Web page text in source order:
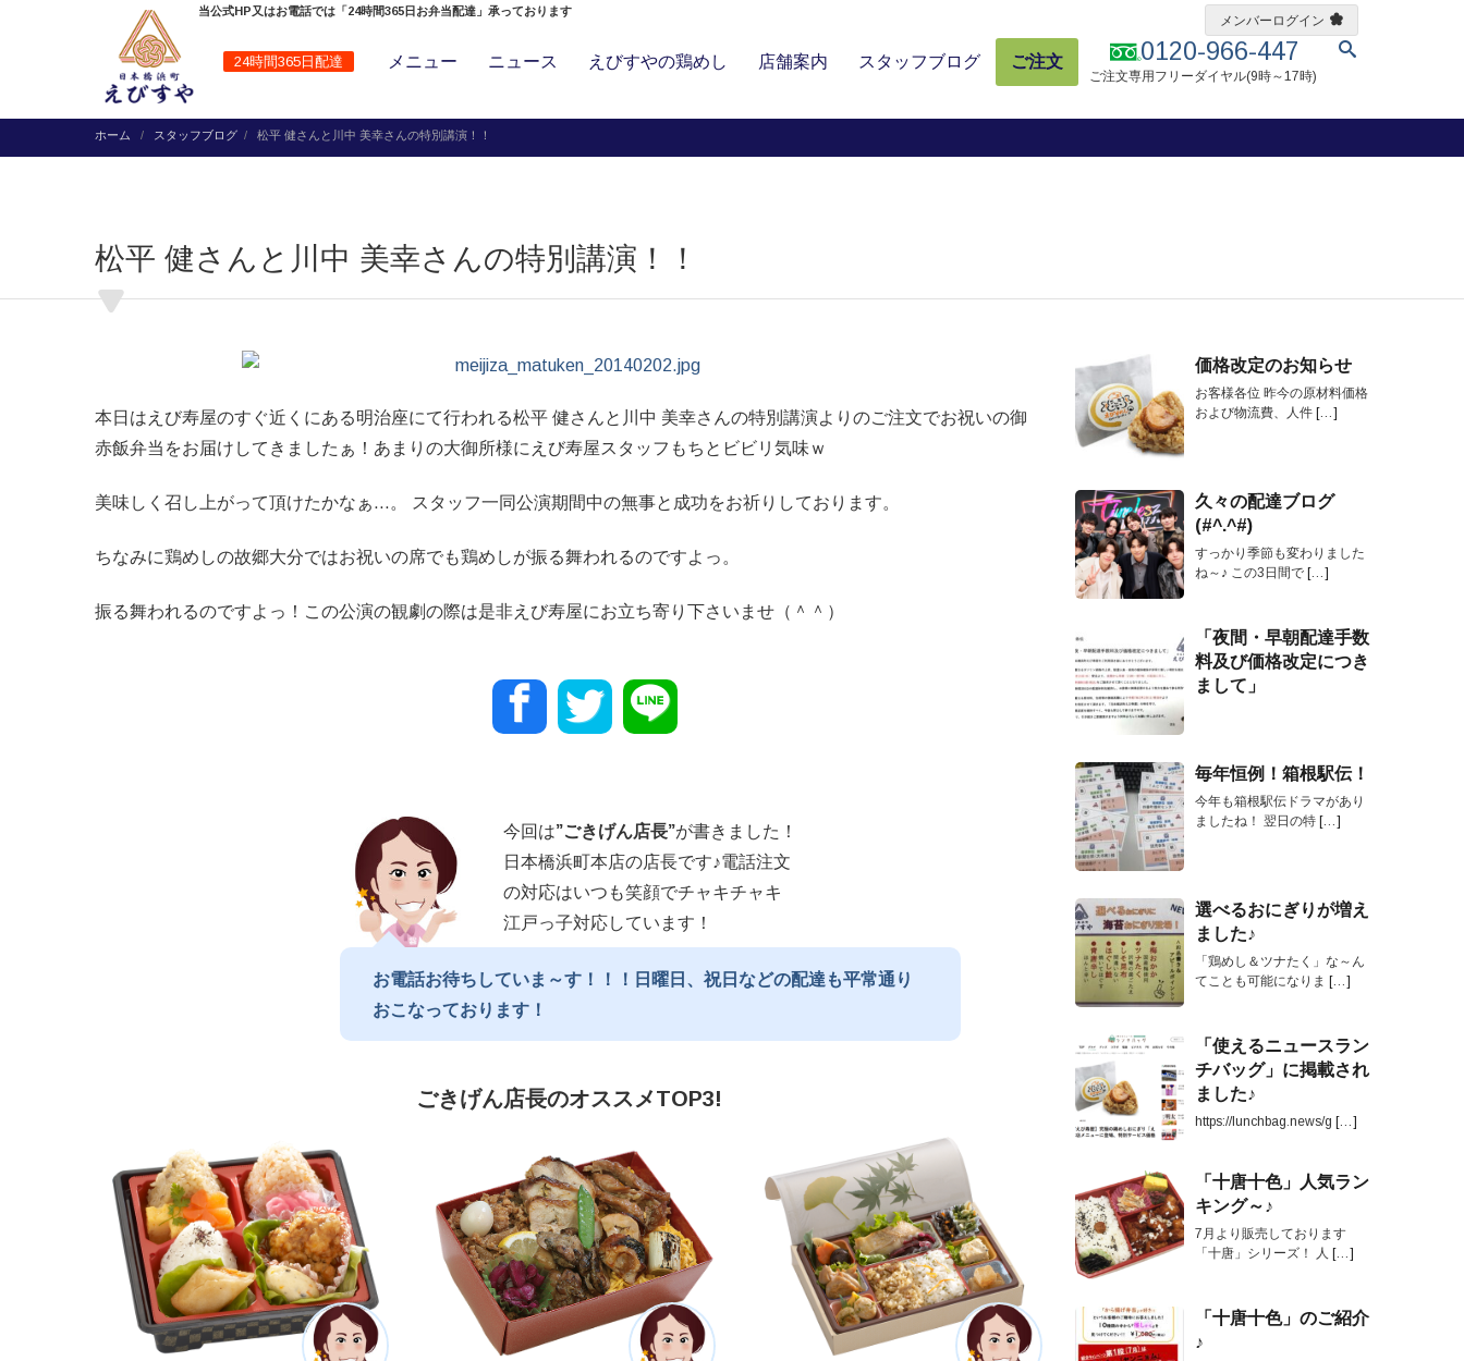
24時間365日配達 0120-966-447
ご注文専用フリーダイヤル(9時～17時)
メニュー ニュース えびすやの鶏めし 店舗案内 スタッフブログ ご注文
当公式HP又はお電話では「24時間365日お弁当配達」承っております
メンバーログイン
ホーム スタッフブログ 松平 健さんと川中 美幸さんの特別講演！！
松平 健さんと川中 美幸さんの特別講演！！
本日はえび寿屋のすぐ近くにある明治座にて行われる松平 健さんと川中 美幸さんの特別講演よりのご注文でお祝いの御
赤飯弁当をお届けしてきましたぁ！あまりの大御所様にえび寿屋スタッフもちとビビリ気味ｗ
美味しく召し上がって頂けたかなぁ…。 スタッフ一同公演期間中の無事と成功をお祈りしております。
ちなみに鶏めしの故郷大分ではお祝いの席でも鶏めしが振る舞われるのですよっ。
振る舞われるのですよっ！この公演の観劇の際は是非えび寿屋にお立ち寄り下さいませ（＾＾）
今回は”ごきげん店長”が書きました！
日本橋浜町本店の店長です♪電話注文
の対応はいつも笑顔でチャキチャキ
江戸っ子対応しています！
お電話お待ちしていま～す！！！日曜日、祝日などの配達も平常通り
おこなっております！
ごきげん店長のオススメTOP3!
価格改定のお知らせ
お客様各位 昨今の原材料価格
および物流費、人件 […]
久々の配達ブログ
(#^.^#)
すっかり季節も変わりました
ね～♪ この3日間で […]
「夜間・早朝配達手数
料及び価格改定につき
まして」
毎年恒例！箱根駅伝！
今年も箱根駅伝ドラマがあり
ましたね！ 翌日の特 […]
選べるおにぎりが増え
ました♪
「鶏めし＆ツナたく」な～ん
てことも可能になりま […]
「使えるニュースラン
チバッグ」に掲載され
ました♪
https://lunchbag.news/g […]
「十唐十色」人気ラン
キング～♪
7月より販売しております
「十唐」シリーズ！ 人 […]
「十唐十色」のご紹介
♪